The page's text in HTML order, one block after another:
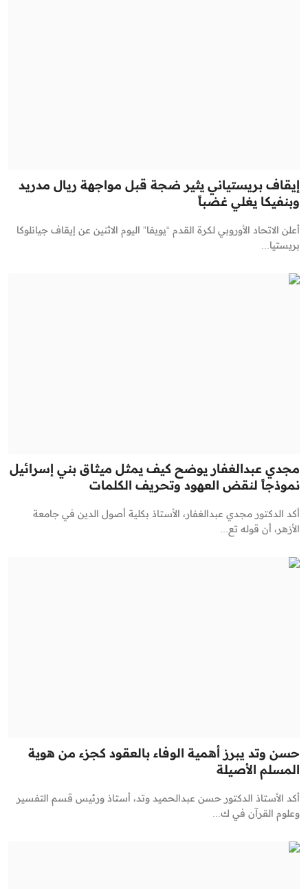
إيقاف بريستياني يثير ضجة قبل مواجهة ريال مدريد
وبنفيكا يغلي غضباً
أعلن الاتحاد الأوروبي لكرة القدم “يويفا” اليوم الاثنين عن إيقاف جيانلوكا
بريستيا...
مجدي عبدالغفار يوضح كيف يمثل ميثاق بني إسرائيل
نموذجاً لنقض العهود وتحريف الكلمات
أكد الدكتور مجدي عبدالغفار، الأستاذ بكلية أصول الدين في جامعة
الأزهر، أن قوله تع...
حسن وتد يبرز أهمية الوفاء بالعقود كجزء من هوية
المسلم الأصيلة
أكد الأستاذ الدكتور حسن عبدالحميد وتد، أستاذ ورئيس قسم التفسير
وعلوم القرآن في ك...